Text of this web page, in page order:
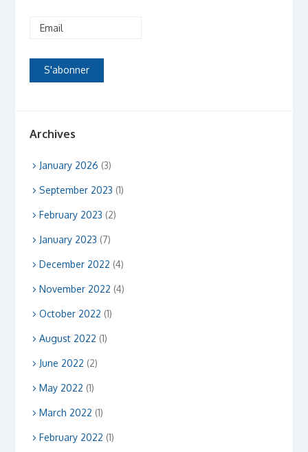
Archives
January 2026 (3)
September 2023 (1)
February 2023 (2)
January 2023 (7)
December 2022 (4)
November 2022 (4)
October 2022 (1)
August 2022 (1)
June 2022 (2)
May 2022 (1)
March 2022 (1)
February 2022 (1)